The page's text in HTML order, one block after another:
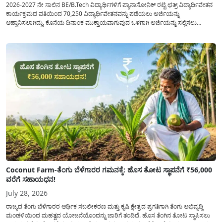
2026-2027 ನೇ ಸಾಲಿನ BE/B.Tech ವಿದ್ಯಾರ್ಥಿಗಳಿಗೆ ಪ್ಯಾನಾಸೋನಿಕ್ ರಟ್ಟಿ ಛತ್ರ್ ವಿದ್ಯಾರ್ಥಿವೇತನ
ಕಾರ್ಯಕ್ರಮದ ವತಿಯಿಂದ 70,250 ವಿದ್ಯಾರ್ಥಿವೇತನವನ್ನು ಪಡೆಯಲು ಅರ್ಜಿಯನ್ನು
ಆಹ್ವಾನಿಸಲಾಗಿದ್ದು, ಕೊನೆಯ ದಿನಾಂಕ ಮುಕ್ತಾಯವಾಗುವುದ ಒಳಗಾಗಿ ಅರ್ಜಿಯನ್ನು ಸಲ್ಲಿಸಲು
Coconut Farm-ತೆಂಗು ಬೆಳೆಗಾರರ ಗಮನಕ್ಕೆ: ಹೊಸ ತೋಟ ಸ್ಥಾಪನೆಗೆ ₹56,000
ವರೆಗೆ ಸಹಾಯಧನ!
July 28, 2026
ರಾಜ್ಯದ ತೆಂಗು ಬೆಳೆಗಾರರ ಆರ್ಥಿಕ ಸಬಲೀಕರಣ ಮತ್ತು ಕೃಷಿ ಕ್ಷೇತ್ರದ ಪ್ರಗತಿಗಾಗಿ ತೆಂಗು ಅಭಿವೃದ್ದಿ
ಮಂಡಳಿಯಿಂದ ಮಹತ್ವದ ಯೋಜನೆಯೊಂದನ್ನು ಜಾರಿಗೆ ತಂದಿದೆ. ಹೊಸ ತೆಂಗಿನ ತೋಟ ಸ್ಥಾಪಿಸಲು